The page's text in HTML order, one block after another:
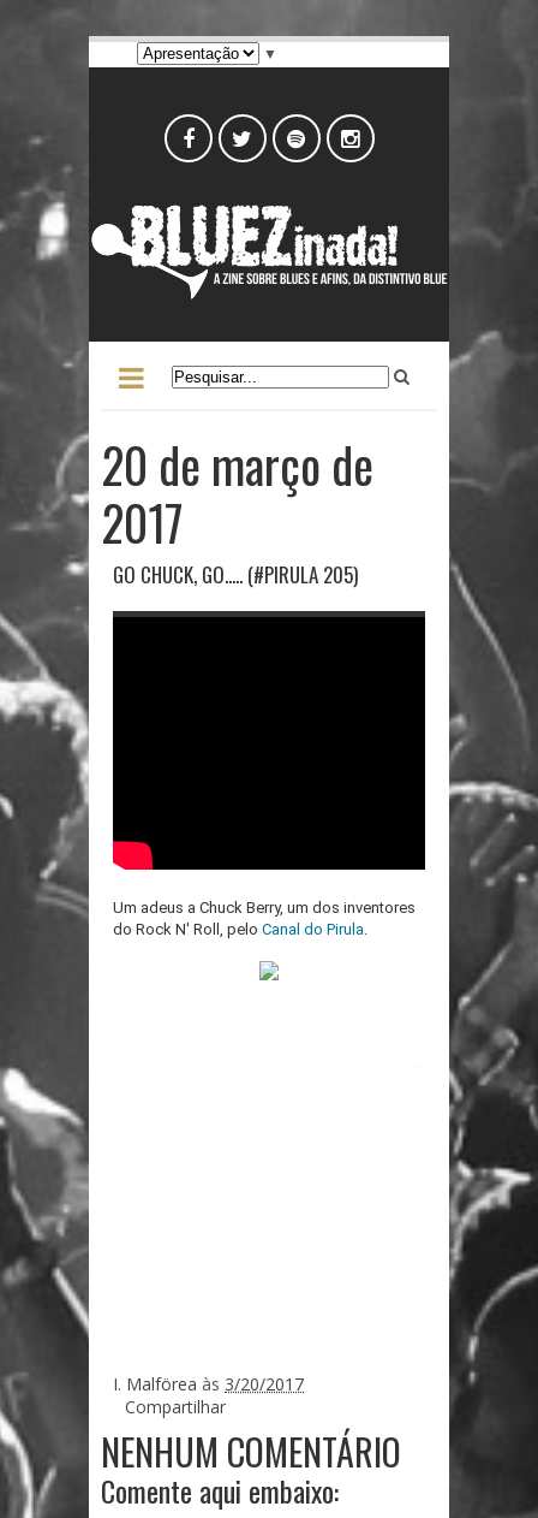
▼
20 de março de
2017
GO CHUCK, GO..... (#PIRULA 205)
Um adeus a Chuck Berry, um dos inventores
do Rock N' Roll, pelo Canal do Pirula.
I. Malförea às 3/20/2017
Compartilhar
NENHUM COMENTÁRIO
Comente aqui embaixo: